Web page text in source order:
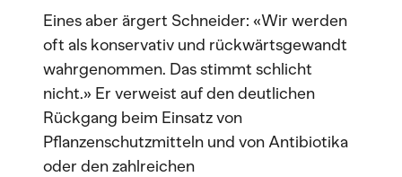
Eines aber ärgert Schneider: «Wir werden
oft als konservativ und rückwärtsgewandt
wahrgenommen. Das stimmt schlicht
nicht.» Er verweist auf den deutlichen
Rückgang beim Einsatz von
Pflanzenschutzmitteln und von Antibiotika
oder den zahlreichen